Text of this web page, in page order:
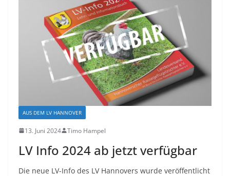
AUS DEM LV HANNOVER
13. Juni 2024 Timo Hampel
LV Info 2024 ab jetzt verfügbar
Die neue LV-Info des LV Hannovers wurde veröffentlicht